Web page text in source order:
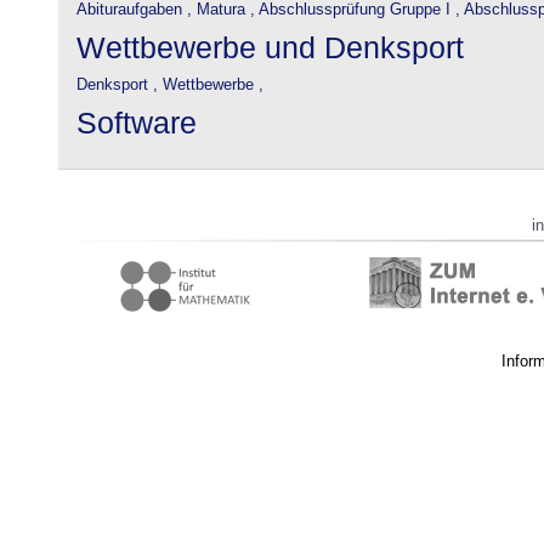
Abituraufgaben , Matura , Abschlussprüfung Gruppe I ,
Wettbewerbe und Denksport
Denksport , Wettbewerbe ,
Software